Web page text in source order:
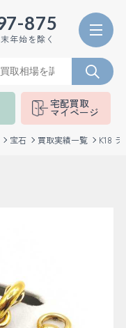
875
年始を除く
宅配買取
マイページ
宝石 買取実績一覧 K18